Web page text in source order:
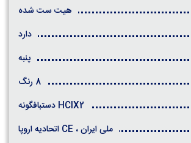
هیت ست شده
دارد
پنبه
8 رنگ
HCIX2 دستبافگونه
ملی ایران ، CE اتحادیه اروپا